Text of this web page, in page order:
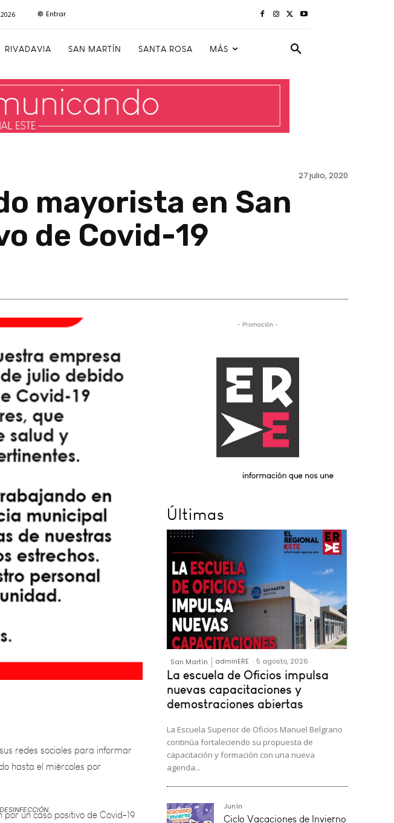
Entrar
RIVADAVIA SAN MARTÍN SANTA ROSA MÁS
27 julio, 2020
mayorista en San
de Covid-19
el miércoles por
- Promoción -
Últimas
San Martín adminERE - 5 agosto, 2026
La escuela de Oficios impulsa
nuevas capacitaciones y
demostraciones abiertas
La Escuela Superior de Oficios Manuel Belgrano
continúa fortaleciendo su propuesta de
capacitación y formación con una nueva
agenda...
Junín
Ciclo Vacaciones de Invierno